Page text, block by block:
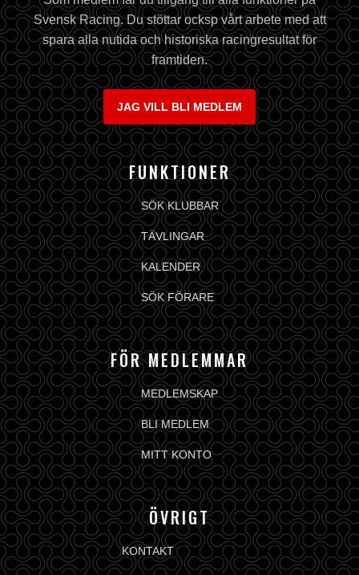
Svensk Racing. Du stöttar ocksp vårt arbete med att
spara alla nutida och historiska racingresultat för
framtiden.
JAG VILL BLI MEDLEM
FUNKTIONER
SÖK KLUBBAR
TÄVLINGAR
KALENDER
SÖK FÖRARE
FÖR MEDLEMMAR
MEDLEMSKAP
BLI MEDLEM
MITT KONTO
ÖVRIGT
KONTAKT